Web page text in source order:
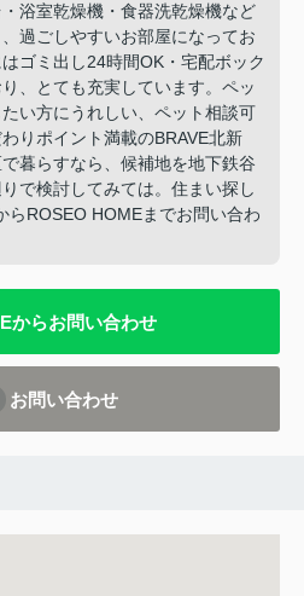
浴室乾燥機・食器洗乾燥機など
過ごしやすいお部屋になってお
ゴミ出し24時間OK・宅配ボック
、とても充実しています。ペッ
たい方にうれしい、ペット相談可
りポイント満載のBRAVE北新
暮らすなら、候補地を地下鉄谷
で検討してみては。住まい探し
らROSEO HOMEまでお問い合わ
からお問い合わせ
お問い合わせ